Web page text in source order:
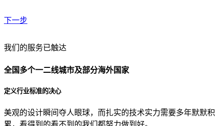
下一步
贵公司预算范围是？
贵公司的团队规模是？
目前主要的营销渠道是？
我们的服务已触达
全国多个一二线城市及部分海外国家
定义行业标准的决心
美观的设计瞬间夺人眼球，而扎实的技术实力需要多年默默积
累，看得到的看不到的我们都努力做到好。